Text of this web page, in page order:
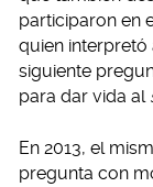
participaron en
quien interpretó
siguiente
para dar vida al
En 2013, el
pregunta con